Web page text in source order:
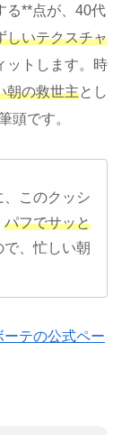
る**点が、40代
しいテクスチャ
ットします。時
朝の救世主とし
頭です。
、このクッシ
パフでサッと
で、忙しい朝
ーテの公式ペー